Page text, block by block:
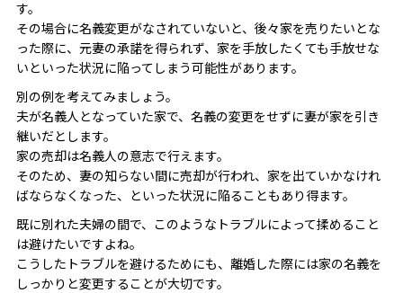
す。
その場合に名義変更がなされていないと、後々家を売りたいとな
った際に、元妻の承諾を得られず、家を手放したくても手放せな
いといった状況に陥ってしまう可能性があります。
別の例を考えてみましょう。
夫が名義人となっていた家で、名義の変更をせずに妻が家を引き
継いだとします。
家の売却は名義人の意志で行えます。
そのため、妻の知らない間に売却が行われ、家を出ていかなけれ
ばならなくなった、といった状況に陥ることもあり得ます。
既に別れた夫婦の間で、このようなトラブルによって揉めること
は避けたいですよね。
こうしたトラブルを避けるためにも、離婚した際には家の名義を
しっかりと変更することが大切です。